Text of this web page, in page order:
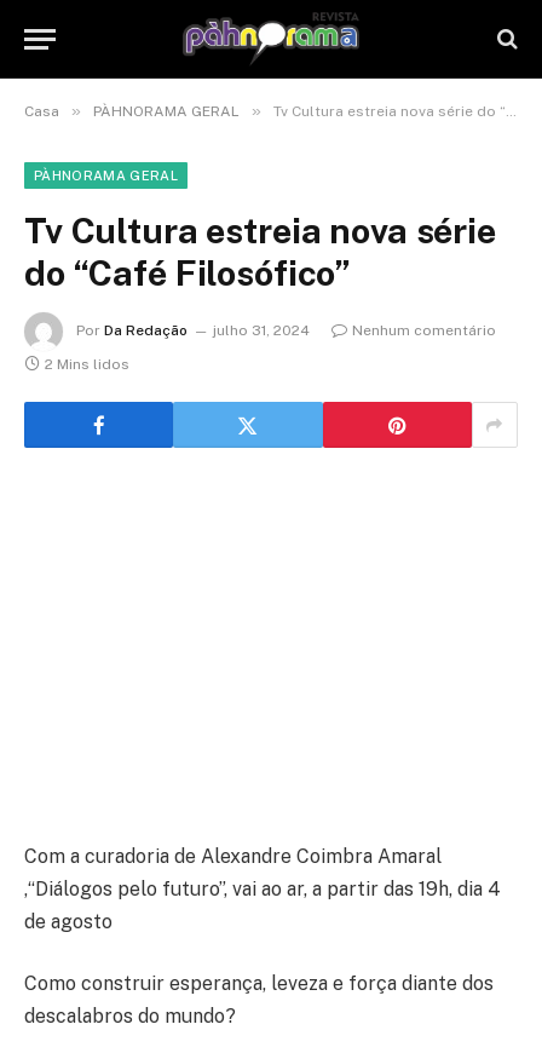
Casa » PÀHNORAMA GERAL » Tv Cultura estreia nova série do “Café Filosófico”
PÀHNORAMA GERAL
Tv Cultura estreia nova série
do “Café Filosófico”
Por Da Redação julho 31, 2024
Nenhum comentário
2 Mins lidos
Com a curadoria de Alexandre Coimbra Amaral
,“Diálogos pelo futuro”, vai ao ar, a partir das 19h, dia 4
de agosto
Como construir esperança, leveza e força diante dos
descalabros do mundo?